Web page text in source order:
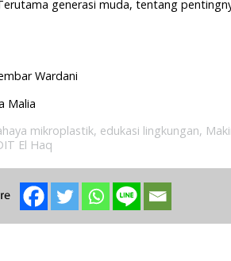
generasi muda, tentang
Wardani
Malia
mikroplastik, edukasi lingkungan,
El Haq